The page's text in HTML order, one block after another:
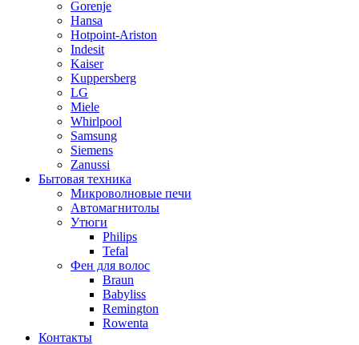
Gorenje
Hansa
Hotpoint-Ariston
Indesit
Kaiser
Kuppersberg
LG
Miele
Whirlpool
Samsung
Siemens
Zanussi
Бытовая техника
Микроволновые печи
Автомагнитолы
Утюги
Philips
Tefal
Фен для волос
Braun
Babyliss
Remington
Rowenta
Контакты